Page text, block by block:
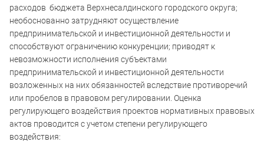
расходов бюджета Верхнесалдинского городского округа;
необоснованно затрудняют осуществление
предпринимательской и инвестиционной деятельности и
способствуют ограничению конкуренции; приводят к
невозможности исполнения субъектами
предпринимательской и инвестиционной деятельности
возложенных на них обязанностей вследствие противоречий
или пробелов в правовом регулировании. Оценка
регулирующего воздействия проектов нормативных правовых
актов проводится с учетом степени регулирующего
воздействия: